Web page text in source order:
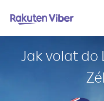
Jak volat do